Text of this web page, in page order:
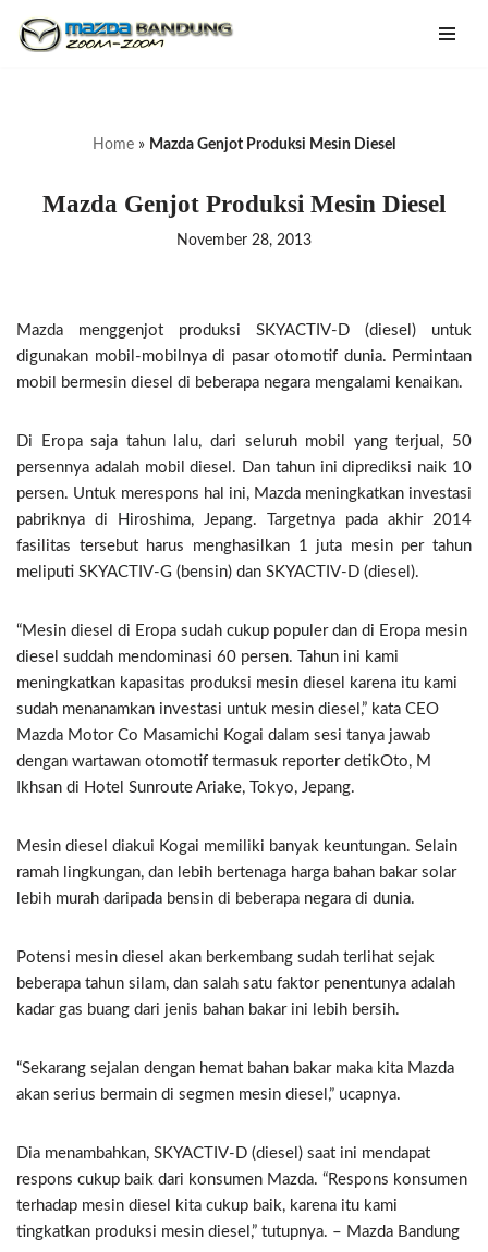
Home » Mazda Genjot Produksi Mesin Diesel
Mazda Genjot Produksi Mesin Diesel
November 28, 2013
Mazda menggenjot produksi SKYACTIV-D (diesel) untuk
digunakan mobil-mobilnya di pasar otomotif dunia. Permintaan
mobil bermesin diesel di beberapa negara mengalami kenaikan.
Di Eropa saja tahun lalu, dari seluruh mobil yang terjual, 50
persennya adalah mobil diesel. Dan tahun ini diprediksi naik 10
persen. Untuk merespons hal ini, Mazda meningkatkan investasi
pabriknya di Hiroshima, Jepang. Targetnya pada akhir 2014
fasilitas tersebut harus menghasilkan 1 juta mesin per tahun
meliputi SKYACTIV-G (bensin) dan SKYACTIV-D (diesel).
“Mesin diesel di Eropa sudah cukup populer dan di Eropa mesin
diesel suddah mendominasi 60 persen. Tahun ini kami
meningkatkan kapasitas produksi mesin diesel karena itu kami
sudah menanamkan investasi untuk mesin diesel,” kata CEO
Mazda Motor Co Masamichi Kogai dalam sesi tanya jawab
dengan wartawan otomotif termasuk reporter detikOto, M
Ikhsan di Hotel Sunroute Ariake, Tokyo, Jepang.
Mesin diesel diakui Kogai memiliki banyak keuntungan. Selain
ramah lingkungan, dan lebih bertenaga harga bahan bakar solar
lebih murah daripada bensin di beberapa negara di dunia.
Potensi mesin diesel akan berkembang sudah terlihat sejak
beberapa tahun silam, dan salah satu faktor penentunya adalah
kadar gas buang dari jenis bahan bakar ini lebih bersih.
“Sekarang sejalan dengan hemat bahan bakar maka kita Mazda
akan serius bermain di segmen mesin diesel,” ucapnya.
Dia menambahkan, SKYACTIV-D (diesel) saat ini mendapat
respons cukup baik dari konsumen Mazda. “Respons konsumen
terhadap mesin diesel kita cukup baik, karena itu kami
tingkatkan produksi mesin diesel,” tutupnya. – Mazda Bandung